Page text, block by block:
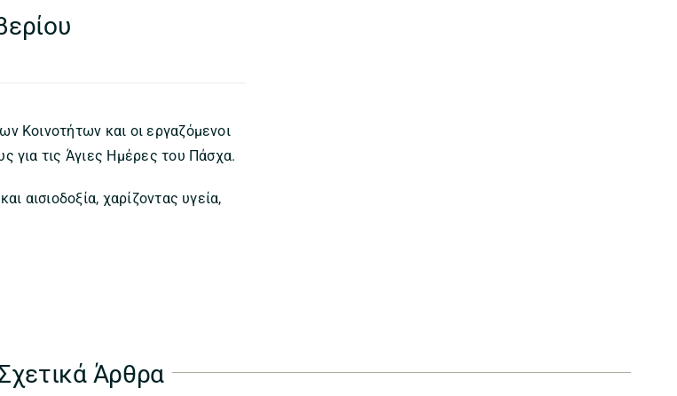
Κοινοτήτων και οι εργαζόμενοι
για τις Άγιες Ημέρες του Πάσχα.
αισιοδοξία, χαρίζοντας υγεία,
Άρθρα